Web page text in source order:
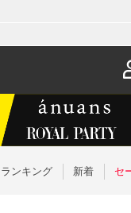
ランキング 新着 セ